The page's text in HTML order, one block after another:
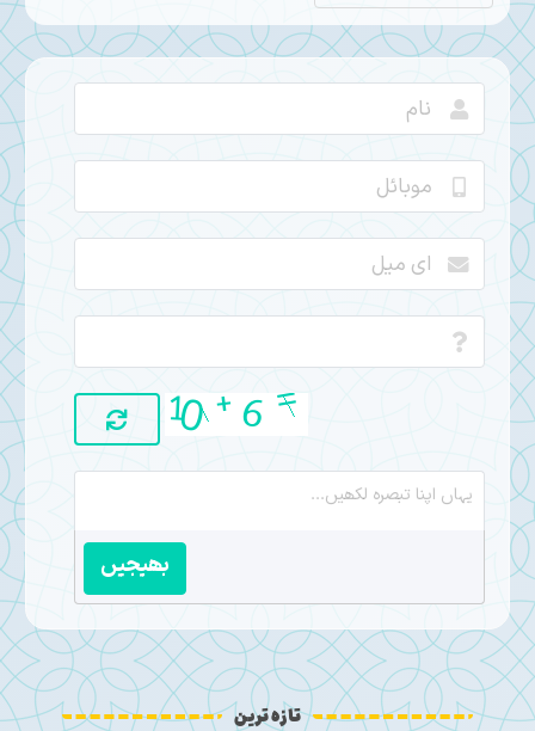
بھیجیں
تازہ ترین